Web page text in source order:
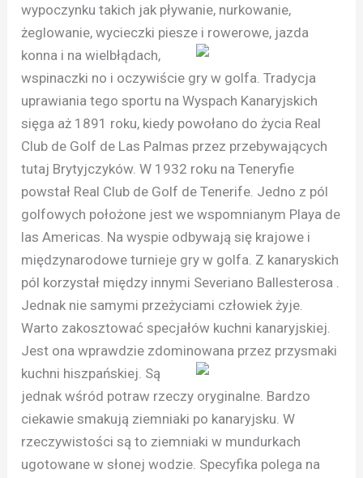
wypoczynku takich jak pływanie, nurkowanie,
żeglowanie, wycieczki piesze i rowerowe, jazda
konna i na wielbłądach,
wspinaczki no i oczywiście gry w golfa. Tradycja
uprawiania tego sportu na Wyspach Kanaryjskich
sięga aż 1891 roku, kiedy powołano do życia Real
Club de Golf de Las Palmas przez przebywających
tutaj Brytyjczyków. W 1932 roku na Teneryfie
powstał Real Club de Golf de Tenerife. Jedno z pól
golfowych położone jest we wspomnianym Playa de
las Americas. Na wyspie odbywają się krajowe i
międzynarodowe turnieje gry w golfa. Z kanaryskich
pól korzystał między innymi Severiano Ballesterosa .
Jednak nie samymi przeżyciami człowiek żyje.
Warto zakosztować specjałów kuchni kanaryjskiej.
Jest ona wprawdzie zdominowana przez przysmaki
kuchni hiszpańskiej. Są
jednak wśród potraw rzeczy oryginalne. Bardzo
ciekawie smakują ziemniaki po kanaryjsku. W
rzeczywistości są to ziemniaki w mundurkach
ugotowane w słonej wodzie. Specyfika polega na